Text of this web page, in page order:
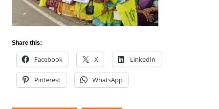
Share this:
Facebook X LinkedIn
Pinterest WhatsApp